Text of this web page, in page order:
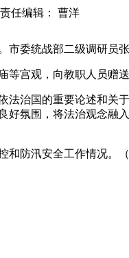
责任编辑： 曹洋
委统战部二级调研员
宫观，向教职人员赠送
治国的重要论述和关
氛围，将法治观念
防汛安全工作情况。（